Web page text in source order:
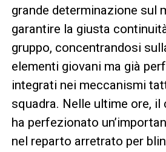
grande determinazione sul
garantire la giusta
gruppo, concentrandosi
elementi giovani ma già
integrati nei meccanismi
squadra. Nelle ultime ore,
ha perfezionato
nel reparto arretrato per